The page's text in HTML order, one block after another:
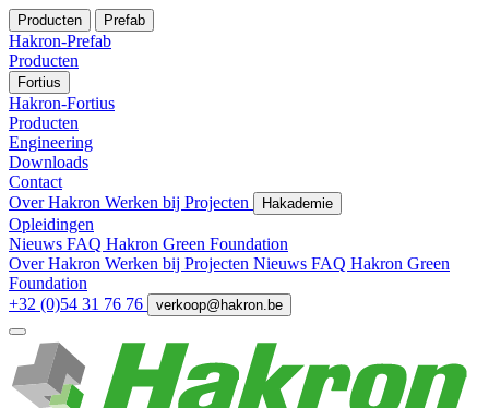
Producten Prefab
Hakron-Prefab
Producten
Fortius
Hakron-Fortius
Producten
Engineering
Downloads
Contact
Over Hakron Werken bij Projecten Hakademie
Opleidingen
Nieuws FAQ Hakron Green Foundation
Over Hakron Werken bij Projecten Nieuws FAQ Hakron Green
Foundation
+32 (0)54 31 76 76
verkoop@hakron.be